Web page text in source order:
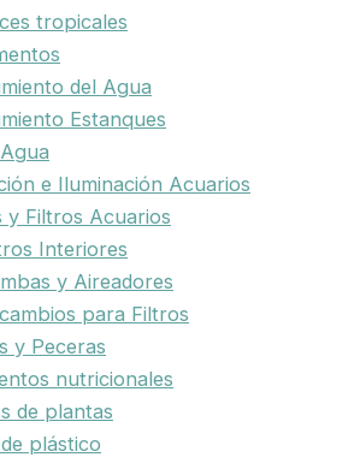
tropicales
del Agua
Estanques
e Iluminación Acuarios
y Filtros Acuarios
Interiores
y Aireadores
para Filtros
y Peceras
nutricionales
de plantas
plástico